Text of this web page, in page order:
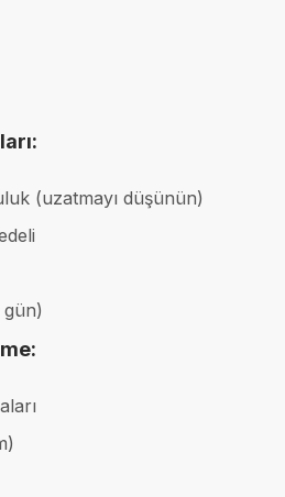
(uzatmayı düşünün)
gün)